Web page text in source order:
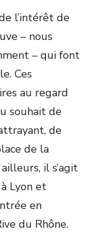
l’intérêt de
– nous
– qui font
Ces
au regard
souhait de
de
de la
il s’agit
Lyon et
en
du Rhône.